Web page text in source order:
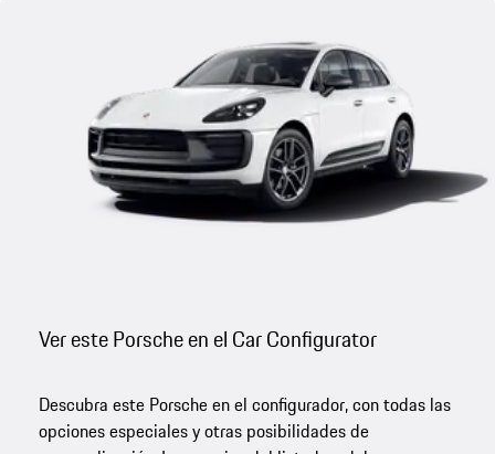
Ver este Porsche en el Car Configurator
Descubra este Porsche en el configurador, con todas las
opciones especiales y otras posibilidades de